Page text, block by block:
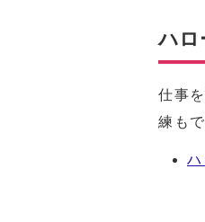
ハロ
仕事
練も
天王